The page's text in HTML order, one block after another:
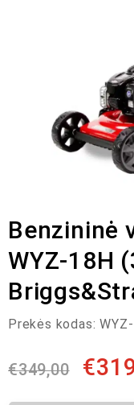
Benzininė
WYZ-18H
Prekės kodas:
€349,00 €